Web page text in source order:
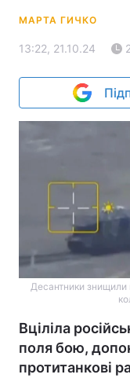
МАРТА ГИЧКО
13:22, 21.10.24
Десантники знищили
Вціліла
поля бою,
протитанкові